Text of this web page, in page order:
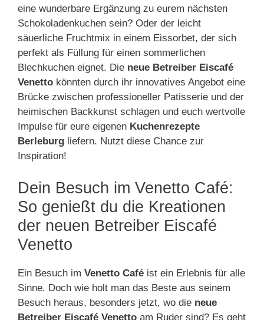
eine wunderbare Ergänzung zu eurem nächsten
Schokoladenkuchen sein? Oder der leicht
säuerliche Fruchtmix in einem Eissorbet, der sich
perfekt als Füllung für einen sommerlichen
Blechkuchen eignet. Die neue Betreiber Eiscafé
Venetto könnten durch ihr innovatives Angebot eine
Brücke zwischen professioneller Patisserie und der
heimischen Backkunst schlagen und euch wertvolle
Impulse für eure eigenen Kuchenrezepte
Berleburg liefern. Nutzt diese Chance zur
Inspiration!
Dein Besuch im Venetto Café:
So genießt du die Kreationen
der neuen Betreiber Eiscafé
Venetto
Ein Besuch im Venetto Café ist ein Erlebnis für alle
Sinne. Doch wie holt man das Beste aus seinem
Besuch heraus, besonders jetzt, wo die neue
Betreiber Eiscafé Venetto am Ruder sind? Es geht